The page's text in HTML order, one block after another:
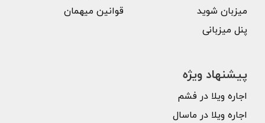
میزبان شوید
پنل میزبانی
قوانین میهمان
پیشنهاد ویژه
اجاره ویلا در فشم
اجاره ویلا در ماسال